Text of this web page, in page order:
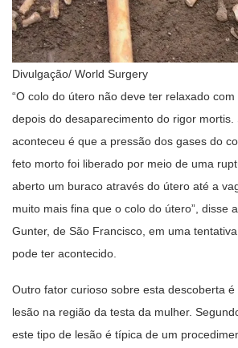
Divulgação/ World Surgery
“O colo do útero não deve ter relaxado
depois do desaparecimento do rigor mortis.
aconteceu é que a pressão dos gases do
feto morto foi liberado por meio de uma
aberto um buraco através do útero até a
muito mais fina que o colo do útero”, disse
Gunter, de São Francisco, em uma
pode ter acontecido.
Outro fator curioso sobre esta descoberta
lesão na região da testa da mulher.
este tipo de lesão é típica de um